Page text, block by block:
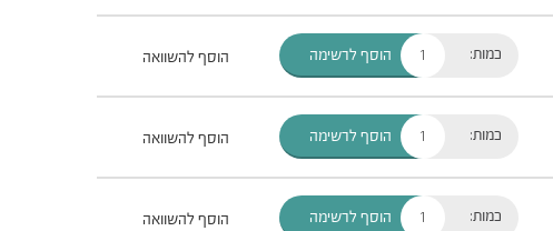
כמות: הוסף לרשימה הוסף להשוואה
כמות: הוסף לרשימה הוסף להשוואה
כמות: הוסף לרשימה הוסף להשוואה